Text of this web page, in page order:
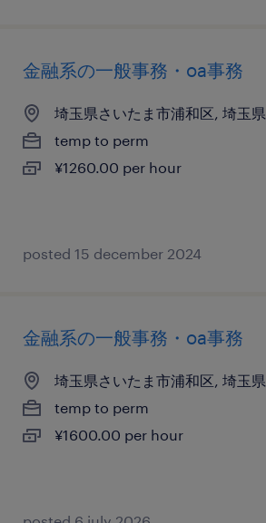
金融系の一般事務・oa事務
埼玉県さいたま市浦和区, 埼玉県
temp to perm
¥1260.00 per hour
posted 15 december 2024
金融系の一般事務・oa事務
埼玉県さいたま市浦和区, 埼玉県
temp to perm
¥1600.00 per hour